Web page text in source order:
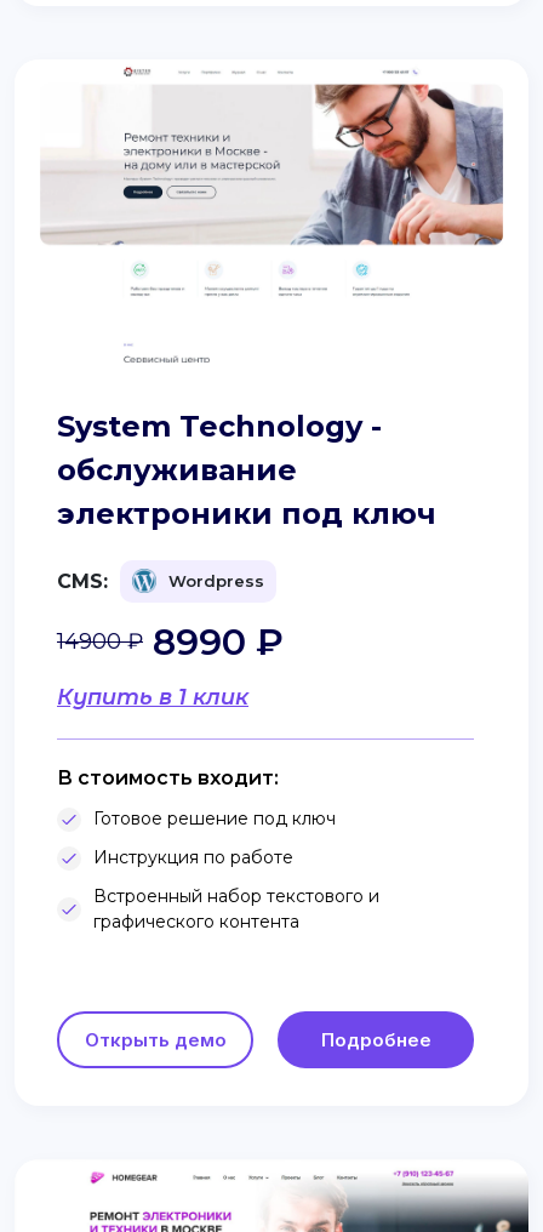
System Technology -
обслуживание
электроники под ключ
CMS: Wordpress
Купить в 1 клик
14900 ₽ 8990 ₽
В стоимость входит:
Готовое решение под ключ
Инструкция по работе
Встроенный набор текстового и
графического контента
Открыть демо Подробнее